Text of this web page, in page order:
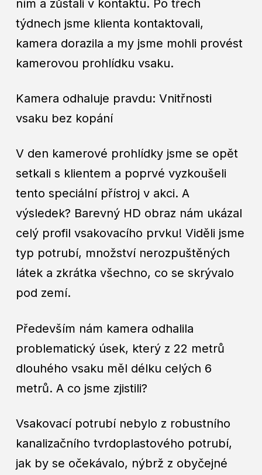
ním a zůstali v kontaktu. Po třech
týdnech jsme klienta kontaktovali,
kamera dorazila a my jsme mohli provést
kamerovou prohlídku vsaku.
Kamera odhaluje pravdu: Vnitřnosti
vsaku bez kopání
V den kamerové prohlídky jsme se opět
setkali s klientem a poprvé vyzkoušeli
tento speciální přístroj v akci. A
výsledek? Barevný HD obraz nám ukázal
celý profil vsakovacího prvku! Viděli jsme
typ potrubí, množství nerozpuštěných
látek a zkrátka všechno, co se skrývalo
pod zemí.
Především nám kamera odhalila
problematický úsek, který z 22 metrů
dlouhého vsaku měl délku celých 6
metrů. A co jsme zjistili?
Vsakovací potrubí nebylo z robustního
kanalizačního tvrdoplastového potrubí,
jak by se očekávalo, nýbrž z obyčejné